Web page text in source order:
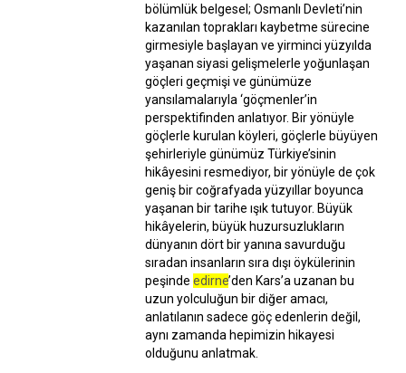
bölümlük belgesel; Osmanlı Devleti’nin
kazanılan toprakları kaybetme sürecine
girmesiyle başlayan ve yirminci yüzyılda
yaşanan siyasi gelişmelerle yoğunlaşan
göçleri geçmişi ve günümüze
yansılamalarıyla ‘göçmenler’in
perspektifinden anlatıyor. Bir yönüyle
göçlerle kurulan köyleri, göçlerle büyüyen
şehirleriyle günümüz Türkiye’sinin
hikâyesini resmediyor, bir yönüyle de çok
geniş bir coğrafyada yüzyıllar boyunca
yaşanan bir tarihe ışık tutuyor. Büyük
hikâyelerin, büyük huzursuzlukların
dünyanın dört bir yanına savurduğu
sıradan insanların sıra dışı öykülerinin
peşinde edirne’den Kars’a uzanan bu
uzun yolculuğun bir diğer amacı,
anlatılanın sadece göç edenlerin değil,
aynı zamanda hepimizin hikayesi
olduğunu anlatmak.